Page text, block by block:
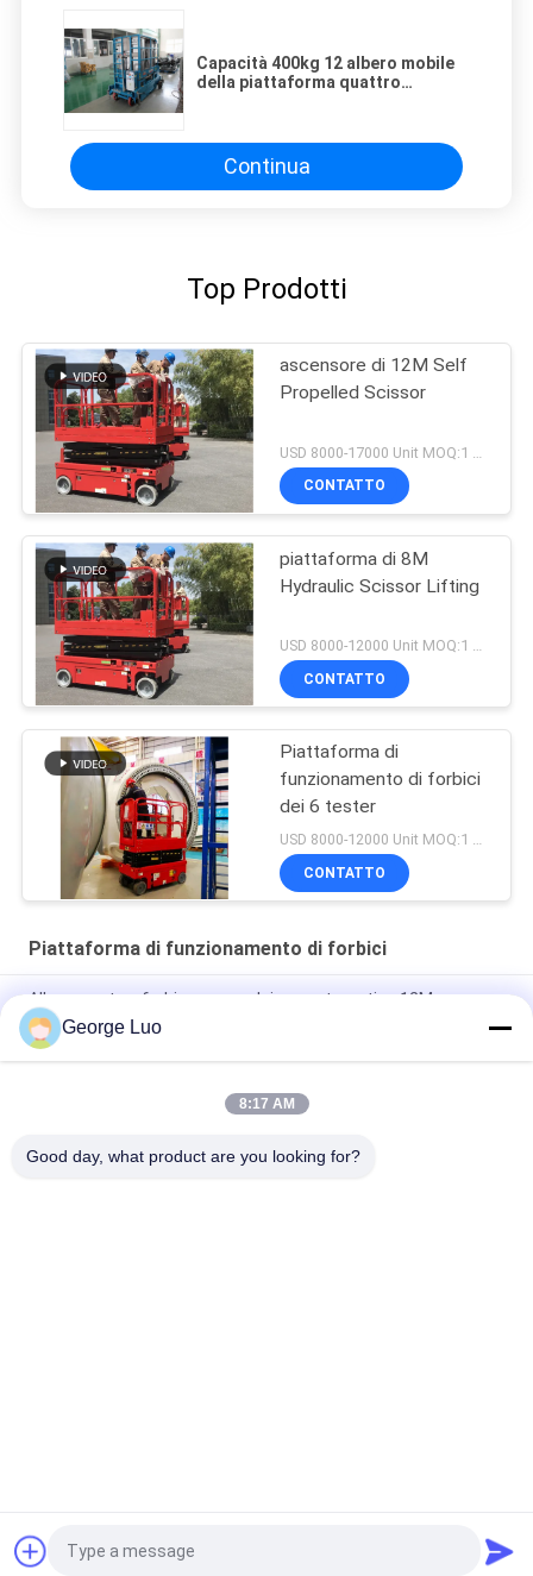
Capacità 400kg 12 albero mobile
della piattaforma quattro
Continua
Top Prodotti
ascensore di 12M Self
Propelled Scissor
CONTATTO
piattaforma di 8M
Hydraulic Scissor Lifting
USD 8000-12000 Unit MOQ:1 unità
CONTATTO
Piattaforma di
funzionamento di forbici
dei 6 tester
USD 8000-12000 Unit MOQ:1 unità
CONTATTO
Piattaforma di funzionamento di forbici
Allevamento a forbice a propulsione automatica 12M
piattaforma idraulica dell'ascensore di forbici di Access 230kg
di altezza di 16m con CE
Piattaforma di funzionamento allungabile di forbici 380kg di
Richiedi un preventivo
George Luo
8:17 AM
Good day, what product are you looking for?